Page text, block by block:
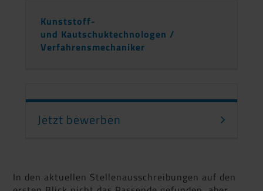
Kunststoff-
und Kautschuktechnologen /
Verfahrensmechaniker
Jetzt bewerben
In den aktuellen Stellenausschreibungen auf den